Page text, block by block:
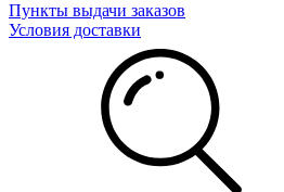
Пункты выдачи заказов
Условия доставки